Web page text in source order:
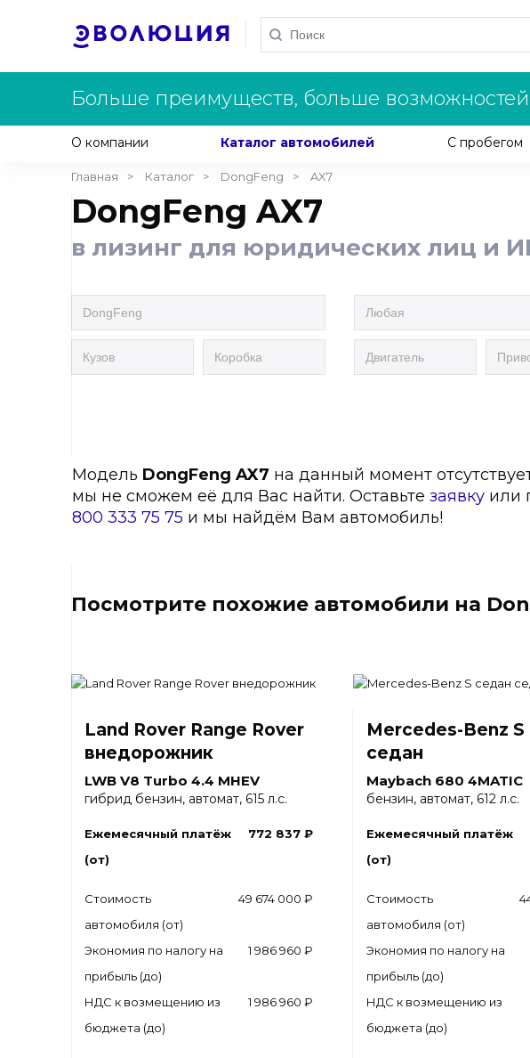
Больше преимуществ, больше
О компании Каталог автомобилей С пробегом
Главная Каталог DongFeng AX7
DongFeng AX7
в лизинг для юридических лиц и
Модель DongFeng AX7 на данный момент
мы не сможем её для Вас найти. Оставьте заявку или
800 333 75 75 и мы найдём Вам автомобиль!
Посмотрите похожие автомобили на
Land Rover Range Rover
внедорожник
LWB V8 Turbo 4.4 MHEV
гибрид бензин, автомат, 615 л.с.
Ежемесячный платёж
(от)
772 837 ₽
Стоимость
автомобиля (от)
49 674 000 ₽
Экономия по налогу на
прибыль (до)
1 986 960 ₽
НДС к возмещению из
бюджета (до)
1 986 960 ₽
Mercedes-Benz S
седан
Maybach 680 4MATIC
бензин, автомат, 612 л.с.
Ежемесячный платёж
(от)
Стоимость
автомобиля (от)
Экономия по налогу на
прибыль (до)
НДС к возмещению из
бюджета (до)